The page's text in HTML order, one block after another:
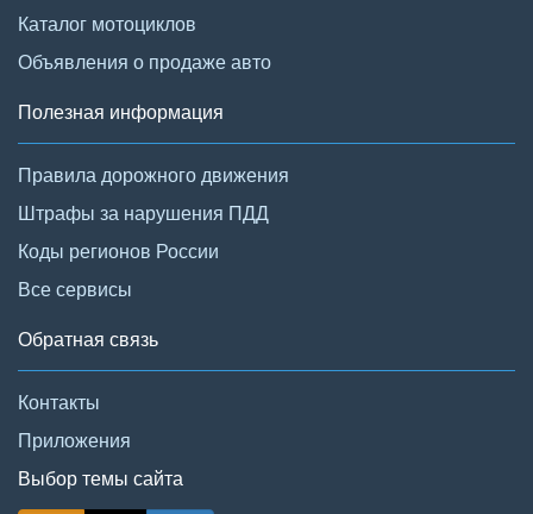
Каталог мотоциклов
Объявления о продаже авто
Полезная информация
Правила дорожного движения
Штрафы за нарушения ПДД
Коды регионов России
Все сервисы
Обратная связь
Контакты
Приложения
Выбор темы сайта